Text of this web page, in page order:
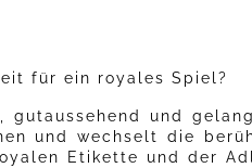
für ein royales Spiel?
gutaussehend und
und wechselt die
Etikette und der